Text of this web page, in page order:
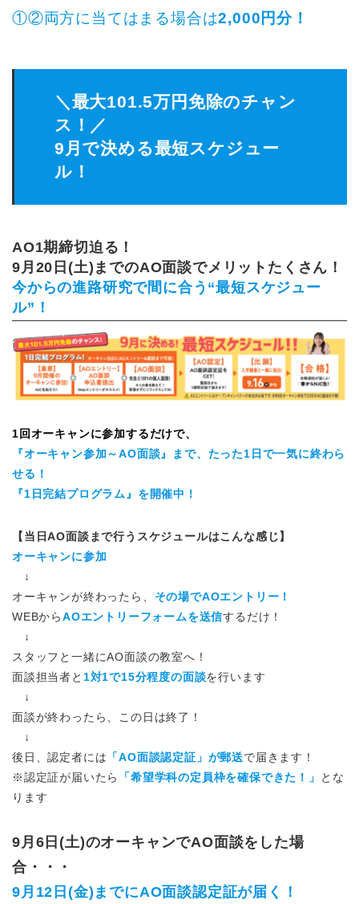
①②両方に当てはまる場合は2,000円分！
＼最大101.5万円免除のチャン
ス！／
9月で決める最短スケジュー
ル！
AO1期締切迫る！
9月20日(土)までのAO面談でメリットたくさん！
今からの進路研究で間に合う“最短スケジュー
ル”！
1回オーキャンに参加するだけで、
『オーキャン参加～AO面談』まで、たった1日で一気に終わら
せる！
『1日完結プログラム』を開催中！
【当日AO面談まで行うスケジュールはこんな感じ】
オーキャンに参加
↓
オーキャンが終わったら、 その場でAOエントリー！
WEBからAOエントリーフォームを送信するだけ！
↓
スタッフと一緒にAO面談の教室へ！
面談担当者と 1対1で15分程度の面談を行います
↓
面談が終わったら、この日は終了！
↓
後日、認定者には 「AO面談認定証」が郵送で届きます！
※認定証が届いたら
「希望学科の定員枠を確保できた！」
とな
ります
9月6日(土)のオーキャンでAO面談をした場
合・・・
9月12日(金)までにAO面談認定証が届く！